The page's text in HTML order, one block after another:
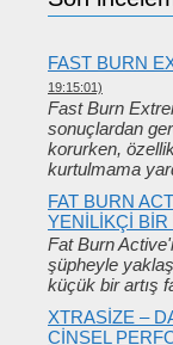
FAST BURN
19:15:01)
Fast Burn
sonuçlardan
korurken,
kurtulmama
FAT BURN
YENILIKÇI BIR
Fat Burn
şüpheyle
küçük bir artış
XTRASIZE –
CINSEL